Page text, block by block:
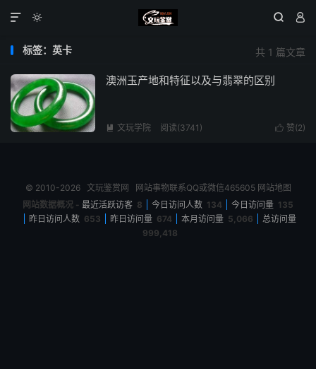
  

共 1 篇文章
标签：英卡
澳洲玉产地和特征以及与翡翠的区别
 赞(2)
 文玩学院 阅读(3741)
© 2010-2026 文玩鉴赏网 网站事物联系QQ或微信465605 网站地图
网站数据概况 - 最近活跃访客 8 今日访问人数 134 今日访问量 135
昨日访问人数 653 昨日访问量 674 本月访问量 5,066
总访问量
999,418